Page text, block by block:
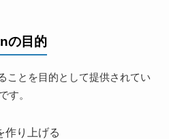
の目的
ことを目的として提供されてい
す。
作り上げる